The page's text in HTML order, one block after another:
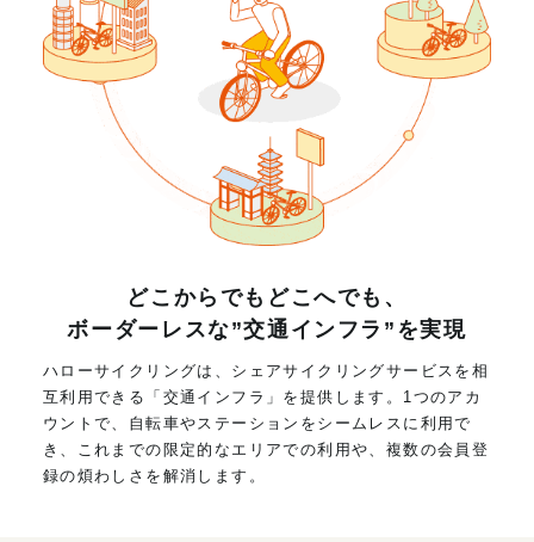
どこからでもどこへでも、
ボーダーレスな”交通インフラ”を実現
ハローサイクリングは、シェアサイクリングサービスを相
互利用できる「交通インフラ」を提供します。1つのアカ
ウントで、自転車やステーションをシームレスに利用で
き、これまでの限定的なエリアでの利用や、複数の会員登
録の煩わしさを解消します。